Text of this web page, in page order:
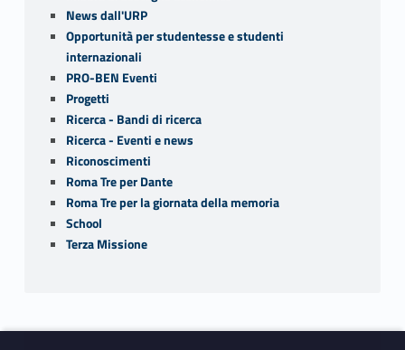
News dall'URP
Opportunità per studentesse e studenti
internazionali
PRO-BEN Eventi
Progetti
Ricerca - Bandi di ricerca
Ricerca - Eventi e news
Riconoscimenti
Roma Tre per Dante
Roma Tre per la giornata della memoria
School
Terza Missione